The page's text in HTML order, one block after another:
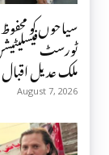
سیاحوں کو
ٹورسٹ
ملک عدیل اقبال
August 7, 2026